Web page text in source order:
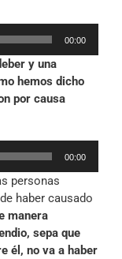
00:00
y una
hemos dicho
por causa
00:00
personas
haber causado
manera
sepa que
él, no va a haber